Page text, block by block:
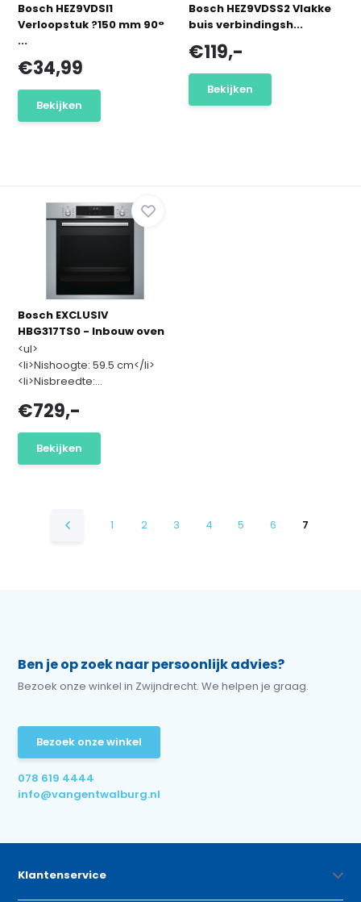
Bosch HEZ9VDSI1
Verloopstuk ?150 mm 90°
...
€34,99
Bekijken
Bosch HEZ9VDSS2 Vlakke
buis verbindingsh...
€119,-
Bekijken
Bosch EXCLUSIV
HBG317TS0 - Inbouw oven
<ul>
<li>Nishoogte: 59.5 cm</li>
<li>Nisbreedte:...
€729,-
Bekijken
1 2 3 4 5 6 7
Ben je op zoek naar persoonlijk advies?
Bezoek onze winkel in Zwijndrecht. We helpen je graag.
Bezoek onze winkel
078 619 4444
info@vangentwalburg.nl
Klantenservice